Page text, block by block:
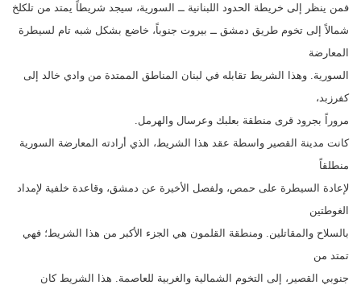
فمن ينظر إلى خريطة الحدود اللبنانية ــ السورية، سيجد شريطاً يمتد من تلكلخ
شمالاً إلى تخوم طريق دمشق ــ بيروت جنوباً، خاضع بشكل شبه تام لسيطرة
المعارضة
السورية. وهذا الشريط تقابله في لبنان المناطق الممتدة من وادي خالد إلى
كفرزبد،
مروراً بجرود قرى منطقة بعلبك وعرسال والهرمل.
كانت مدينة القصير واسطة عقد هذا الشريط، الذي أرادته المعارضة السورية
منطلقاً
لإعادة السيطرة على حمص، ولفصل الأخيرة عن دمشق، وقاعدة خلفية لإمداد
الغوطتين
بالسلاح والمقاتلين. ومنطقة القلمون هي الجزء الأكبر من هذا الشريط؛ فهي
تمتد من
جنوبي القصير، إلى التخوم الشمالية والغربية للعاصمة. هذا الشريط كان